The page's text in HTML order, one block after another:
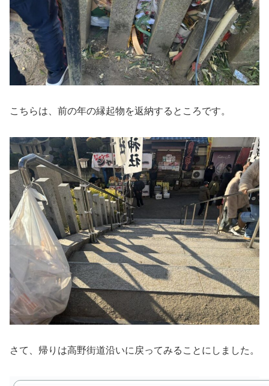
こちらは、前の年の縁起物を返納するところです。
さて、帰りは高野街道沿いに戻ってみることにしました。